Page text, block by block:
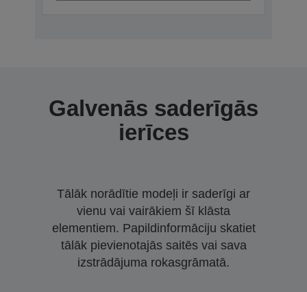
Galvenās saderīgās
ierīces
Tālāk norādītie modeļi ir saderīgi ar
vienu vai vairākiem šī klāsta
elementiem. Papildinformāciju skatiet
tālāk pievienotajās saitēs vai sava
izstrādājuma rokasgrāmatā.